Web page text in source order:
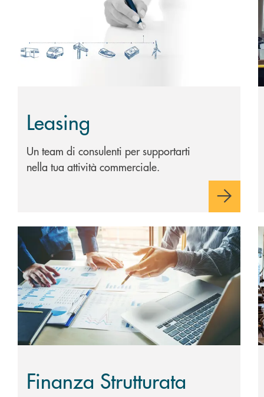
Leasing
Un team di consulenti per supportarti
nella tua attività commerciale.
Scopri di più Finanza Strutturata
Finanza Strutturata